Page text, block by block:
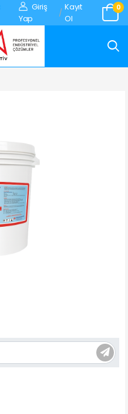
Giriş
Yap
/
Kayıt
Ol
0